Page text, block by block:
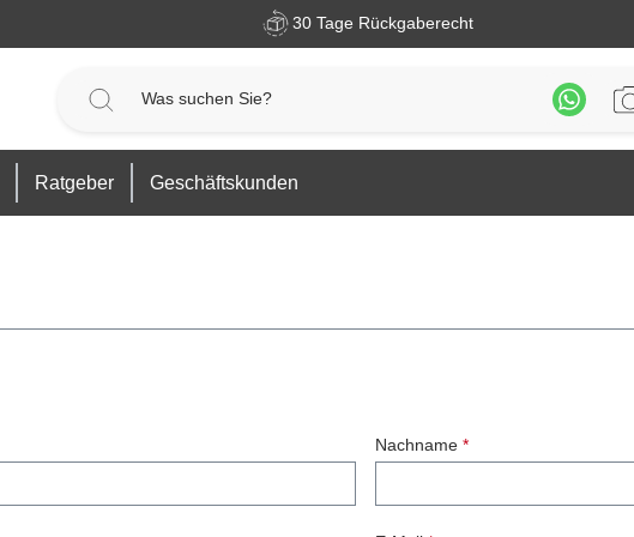
30 Tage Rückgaberecht
Ratgeber Geschäftskunden
Nachname *